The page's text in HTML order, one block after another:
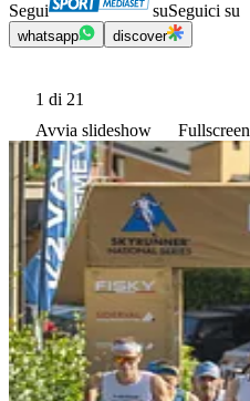
Segui suSeguici su
whatsapp discover
1 di 21
Avvia slideshow
Fullscreen